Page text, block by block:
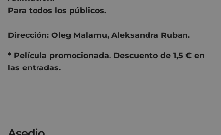
Para todos los públicos.
Dirección: Oleg Malamu, Aleksandra Ruban.
* Película promocionada. Descuento de 1,5 € en
las entradas.